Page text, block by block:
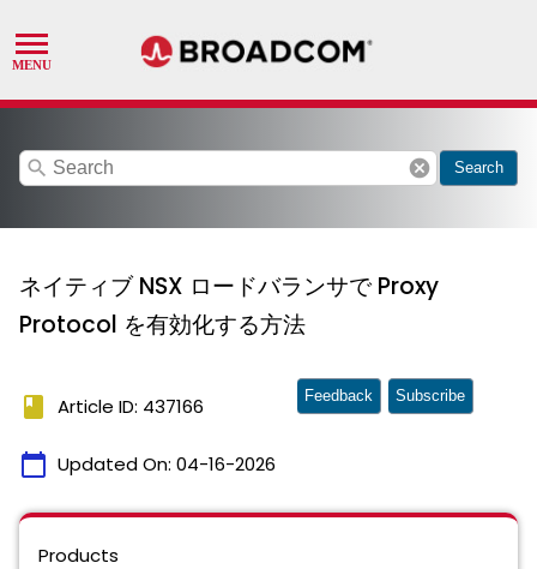
search cancel Search
ネイティブ NSX ロードバランサで Proxy
Protocol を有効化する方法
book Article ID: 437166
calendar_today Updated On: 04-16-2026
Feedback Subscribe
Products